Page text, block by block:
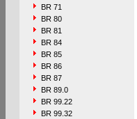
BR 71
BR 80
BR 81
BR 84
BR 85
BR 86
BR 87
BR 89.0
BR 99.22
BR 99.32